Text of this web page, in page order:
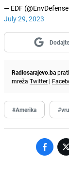
— EDF
July 29, 2023
Radiosarajevo.ba
mreža Twitter |
#Amerika